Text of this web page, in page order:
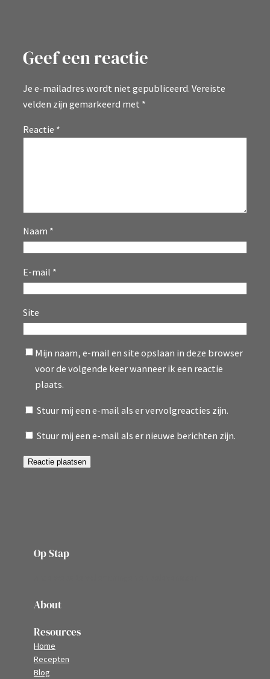
Geef een reactie
Je e-mailadres wordt niet gepubliceerd. Vereiste
velden zijn gemarkeerd met *
Reactie *
Naam *
E-mail *
Site
Mijn naam, e-mail en site opslaan in deze browser
voor de volgende keer wanneer ik een reactie
plaats.
Stuur mij een e-mail als er vervolgreacties zijn.
Stuur mij een e-mail als er nieuwe berichten zijn.
Op Stap
About
Resources
Home
Recepten
Blog